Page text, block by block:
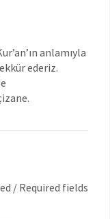
anlamıyla
ederiz.
/ Required fields